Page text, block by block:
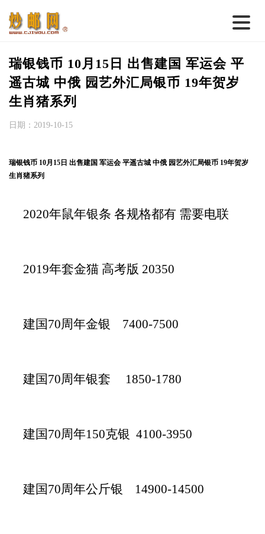
首 页
邮票行情
新品预告
投资论坛
瑞银钱币 10月15日 出售建国 军运会 平
遥古城 中俄 园艺外汇局银币 19年贺岁
生肖猪系列
日期：2019-10-15
瑞银钱币 10月15日 出售建国 军运会 平遥古城 中俄 园艺外汇局银币 19年贺岁
生肖猪系列
2020年鼠年银条 各规格都有 需要电联
2019年套金猫 高考版 20350
建国70周年金银 7400-7500
建国70周年银套 1850-1780
建国70周年150克银 4100-3950
建国70周年公斤银 14900-14500